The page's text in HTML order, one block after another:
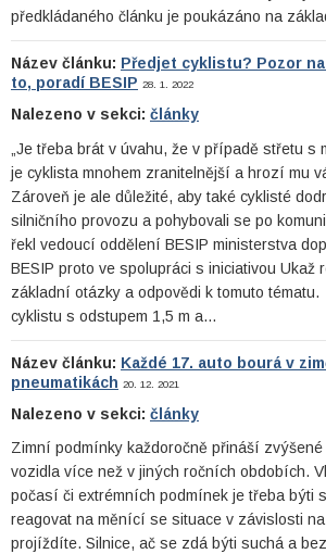
předkládaného článku je poukázáno na
Název článku: Předjet cyklistu? Pozor
to, poradí BESIP 28. 1. 2022
Nalezeno v sekci: články
„Je třeba brát v úvahu, že v případě střetu s
je cyklista mnohem zranitelnější a hrozí mu
Zároveň je ale důležité, aby také cyklisté
silničního provozu a pohybovali se po
řekl vedoucí oddělení BESIP ministerstva
BESIP proto ve spolupráci s iniciativou Ukaž
základní otázky a odpovědi k tomuto
cyklistu s odstupem 1,5 m a…
Název článku: Každé 17. auto bourá v
pneumatikách 20. 12. 2021
Nalezeno v sekci: články
Zimní podmínky každoročně přináší zvýšené
vozidla více než v jiných ročních obdobích.
počasí či extrémních podmínek je třeba býti
reagovat na měnící se situace v závislosti
projíždíte. Silnice, ač se zdá býti suchá a